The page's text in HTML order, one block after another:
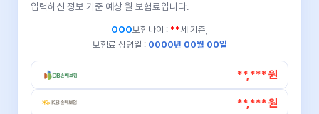
입력하신 정보 기준 예상 월 보험료입니다.
OOO보험나이 : **세 기준,
보험료 상령일 : 0000년 00월 00일
**,*** 원
**,*** 원